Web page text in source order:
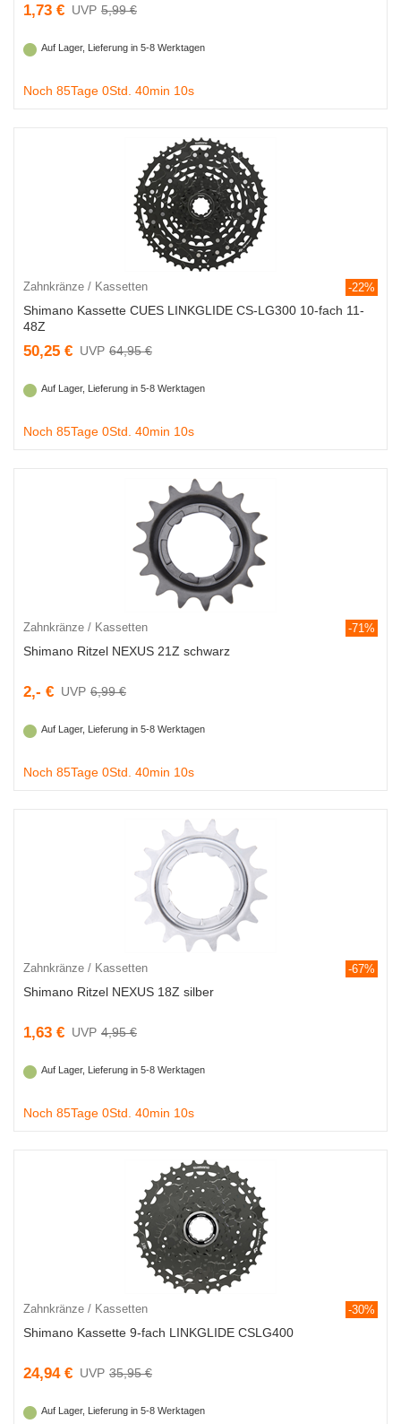
1,73 € 5,99 €
Auf Lager, Lieferung in 5-8 Werktagen
Noch 85Tage 0Std. 40min 9s
Zahnkränze / Kassetten -22%
Shimano Kassette CUES LINKGLIDE CS-LG300 10-fach 11-
48Z
50,25 € 64,95 €
Auf Lager, Lieferung in 5-8 Werktagen
Noch 85Tage 0Std. 40min 9s
Zahnkränze / Kassetten -71%
Shimano Ritzel NEXUS 21Z schwarz
2,- € 6,99 €
Auf Lager, Lieferung in 5-8 Werktagen
Noch 85Tage 0Std. 40min 9s
Zahnkränze / Kassetten -67%
Shimano Ritzel NEXUS 18Z silber
1,63 € 4,95 €
Auf Lager, Lieferung in 5-8 Werktagen
Noch 85Tage 0Std. 40min 9s
Zahnkränze / Kassetten -30%
Shimano Kassette 9-fach LINKGLIDE CSLG400
24,94 € 35,95 €
Auf Lager, Lieferung in 5-8 Werktagen